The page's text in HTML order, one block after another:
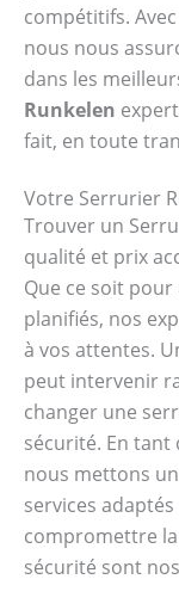
compétitifs.
nous nous
dans les
Runkelen
fait, en toute
Votre Serrurier
Trouver un
qualité et prix
Que ce soit
planifiés, nos
à vos attentes.
peut intervenir
changer une
sécurité. En tant
nous mettons
services
compromettre
sécurité sont